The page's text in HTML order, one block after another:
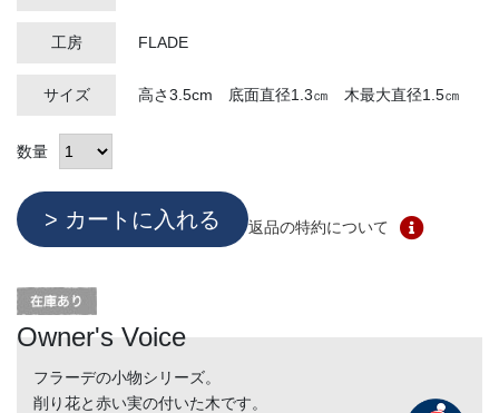
工房 FLADE
サイズ 高さ3.5cm 底面直径1.3㎝ 木最大直径1.5㎝
数量
返品の特約について
Owner's Voice
フラーデの小物シリーズ。
削り花と赤い実の付いた木です。